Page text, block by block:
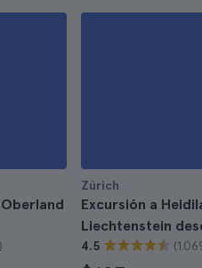
Zúrich
Excursión a
Liechtenstein
4.5